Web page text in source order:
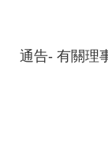
通告- 有關理